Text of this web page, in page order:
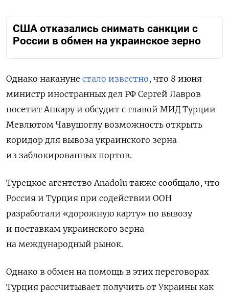
США отказались снимать санкции с
России в обмен на украинское зерно
Однако накануне стало известно, что 8 июня
министр иностранных дел РФ Сергей Лавров
посетит Анкару и обсудит с главой МИД Турции
Мевлютом Чавушоглу возможность открыть
коридор для вывоза украинского зерна
из заблокированных портов.
Турецкое агентство Anadolu также сообщало, что
Россия и Турция при содействии ООН
разработали «дорожную карту» по вывозу
и поставкам украинского зерна
на международный рынок.
Однако в обмен на помощь в этих переговорах
Турция рассчитывает получить от Украины как